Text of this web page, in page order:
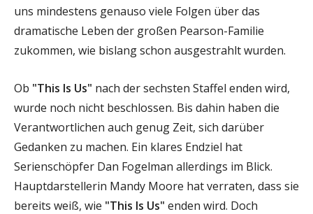
uns mindestens genauso viele Folgen über das
dramatische Leben der großen Pearson-Familie
zukommen, wie bislang schon ausgestrahlt wurden.
Ob "This Is Us" nach der sechsten Staffel enden wird,
wurde noch nicht beschlossen. Bis dahin haben die
Verantwortlichen auch genug Zeit, sich darüber
Gedanken zu machen. Ein klares Endziel hat
Serienschöpfer Dan Fogelman allerdings im Blick.
Hauptdarstellerin Mandy Moore hat verraten, dass sie
bereits weiß, wie "This Is Us" enden wird. Doch